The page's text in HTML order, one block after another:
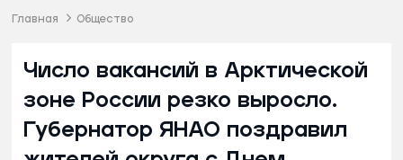
Главная Общество
Число вакансий в Арктической
зоне России резко выросло.
Губернатор ЯНАО поздравил